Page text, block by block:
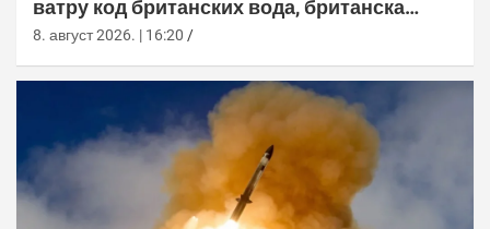
ватру код британских вода, британска
морнарица појачала праћење
8. август 2026. | 16:20